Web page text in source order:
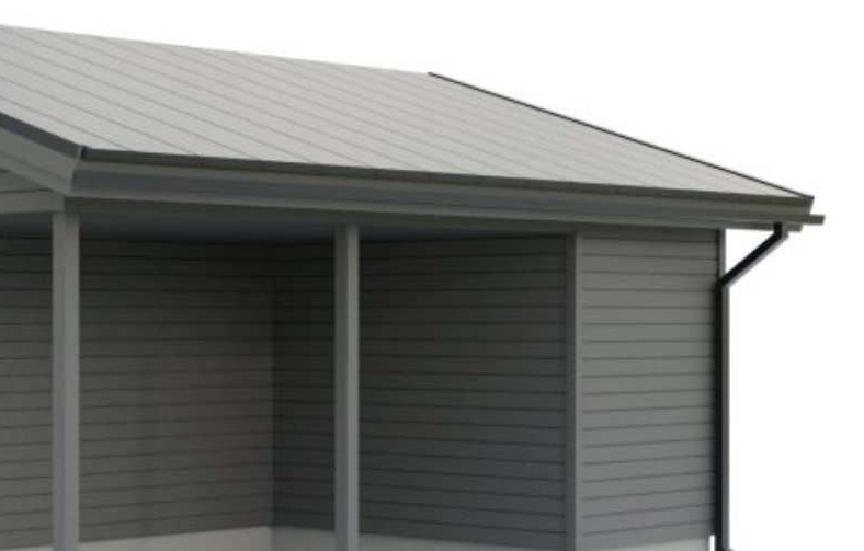
KODIKSI-
ON JULKAISTU
yli 200-sivuinen talokirja!